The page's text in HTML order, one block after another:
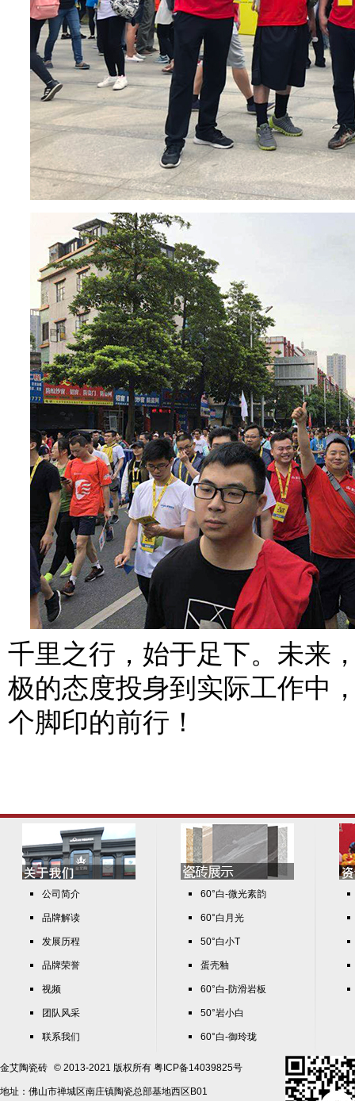
千里之行，始于足下。未来
极的态度投身到实际工作中
个脚印的前行！
公司简介
品牌解读
发展历程
品牌荣誉
视频
团队风采
联系我们
60°白-微光素韵
60°白月光
50°白小T
蛋壳釉
60°白-防滑岩板
50°岩小白
60°白-御玲珑
金艾陶瓷砖 © 2013-2021 版权所有 粤ICP备14039825号
地址：佛山市禅城区南庄镇陶瓷总部基地西区B01